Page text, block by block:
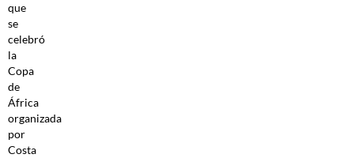
que
se
celebró
la
Copa
de
África
organizada
por
Costa